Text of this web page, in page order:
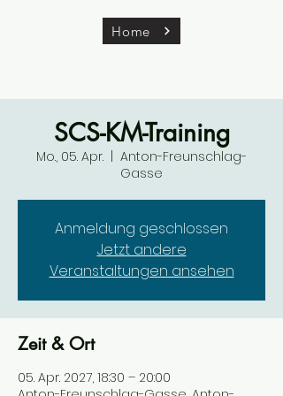
Home
SCS-KM-Training
Mo., 05. Apr.
Anton-Freunschlag-
Gasse
Anmeldung geschlossen
Jetzt andere
Veranstaltungen ansehen
Zeit & Ort
05. Apr. 2027, 18:30 – 20:00